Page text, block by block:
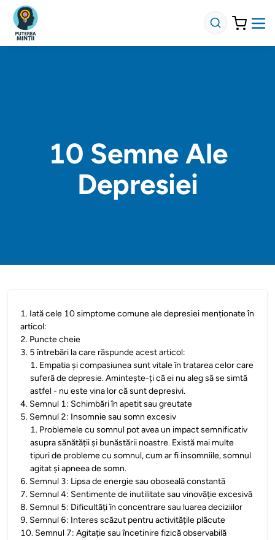
10 Semne Ale
Depresiei
1. Iată cele 10 simptome comune ale depresiei menționate în
articol:
2. Puncte cheie
3. 5 întrebări la care răspunde acest articol:
1. Empatia și compasiunea sunt vitale în tratarea celor care
suferă de depresie. Amintește-ți că ei nu aleg să se simtă
astfel - nu este vina lor că sunt depresivi.
4. Semnul 1: Schimbări în apetit sau greutate
5. Semnul 2: Insomnie sau somn excesiv
1. Problemele cu somnul pot avea un impact semnificativ
asupra sănătății și bunăstării noastre. Există mai multe
tipuri de probleme cu somnul, cum ar fi insomniile, somnul
agitat și apneea de somn.
6. Semnul 3: Lipsa de energie sau oboseală constantă
7. Semnul 4: Sentimente de inutilitate sau vinovăție excesivă
8. Semnul 5: Dificultăți în concentrare sau luarea deciziilor
9. Semnul 6: Interes scăzut pentru activitățile plăcute
10. Semnul 7: Agitație sau încetinire fizică observabilă